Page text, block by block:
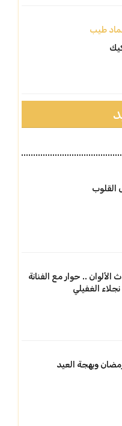
طيب
القلوب
.. حوار مع الفنانة
نجلاء الغفيلي
وبهجة العيد